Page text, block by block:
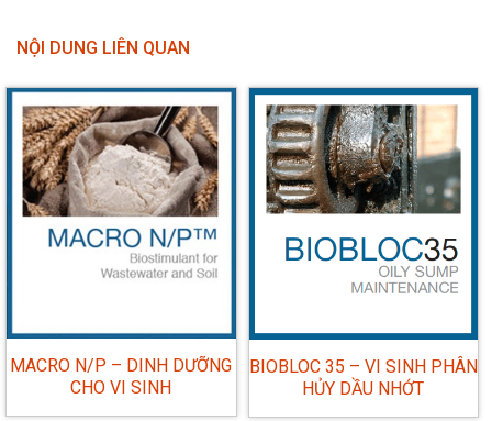
NỘI DUNG LIÊN QUAN
MACRO N/P – DINH DƯỠNG
CHO VI SINH
BIOBLOC 35 – VI SINH PHÂN
HỦY DẦU NHỚT